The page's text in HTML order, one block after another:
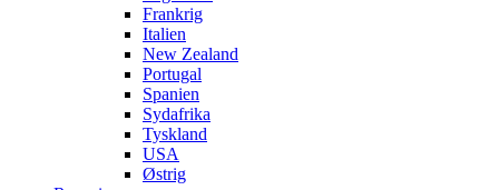
Frankrig
Italien
New Zealand
Portugal
Spanien
Sydafrika
Tyskland
USA
Østrig